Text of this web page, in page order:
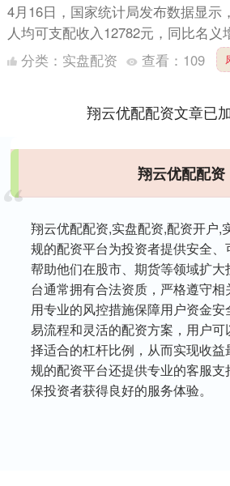
4月16日，国家统计局发布数据显示
人均可支配收入12782元，同比名义
因素实际增长4.0%。 按常住地分，
分类： 实盘配资 查看： 109
翔云优配配资文章已
翔云优配配资
翔云优配配资,实盘配资,配资开户,
规的配资平台为投资者提供安全、
帮助他们在股市、期货等领域扩
台通常拥有合法资质，严格遵守
用专业的风控措施保障用户资金
易流程和灵活的配资方案，用户
择适合的杠杆比例，从而实现收
规的配资平台还提供专业的客服
保投资者获得良好的服务体验。